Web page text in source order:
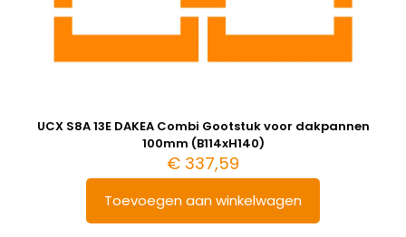
UCX S8A 13E DAKEA Combi Gootstuk voor dakpannen
100mm (B114xH140)
€ 337,59
Toevoegen aan winkelwagen